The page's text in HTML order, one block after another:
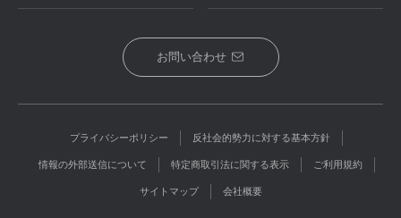
お問い合わせ
プライバシーポリシー 反社会的勢力に対する基本方針
情報の外部送信について 特定商取引法に関する表示 ご利用規約
サイトマップ 会社概要